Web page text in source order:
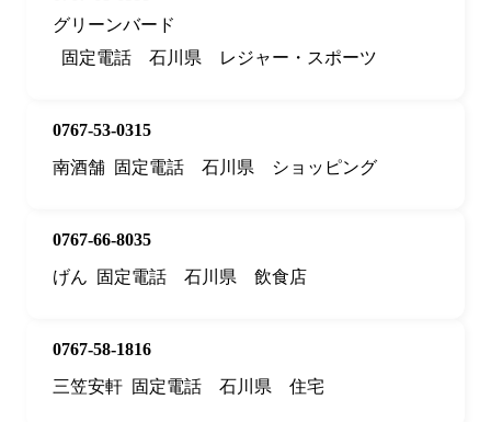
グリーンバード
固定電話
石川県 レジャー・スポーツ
0767-53-0315
南酒舗 固定電話 石川県 ショッピング
0767-66-8035
げん
固定電話 石川県 飲食店
0767-58-1816
三笠安軒 固定電話 石川県 住宅